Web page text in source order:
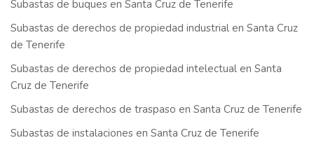
Subastas de buques en Santa Cruz de Tenerife
Subastas de derechos de propiedad industrial en Santa Cruz
de Tenerife
Subastas de derechos de propiedad intelectual en Santa
Cruz de Tenerife
Subastas de derechos de traspaso en Santa Cruz de Tenerife
Subastas de instalaciones en Santa Cruz de Tenerife